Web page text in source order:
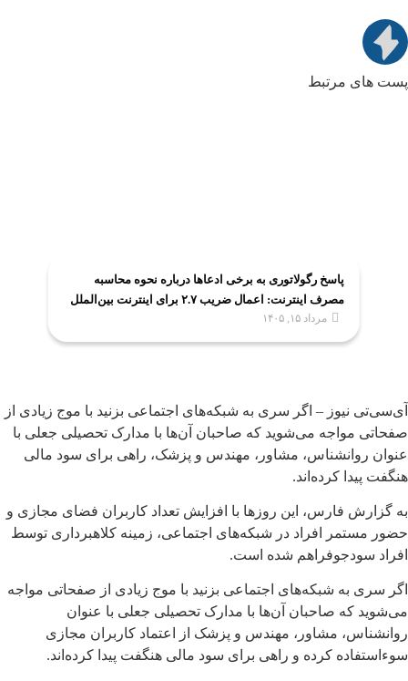
پست های مرتبط
پاسخ رگولاتوری به برخی ادعاها درباره نحوه محاسبه
مصرف اینترنت: اعمال ضریب ۲.۷ برای اینترنت بین‌الملل
صحت ندارد
مرداد ۱۵, ۱۴۰۵
آی‌سی‌تی نیوز – اگر سری به شبکه‌های اجتماعی بزنید با موج زیادی از
صفحاتی مواجه می‌شوید که صاحبان آن‌ها با مدارک تحصیلی جعلی با
عنوان روانشناس، مشاور، مهندس و پزشک، راهی برای سود مالی
هنگفت پیدا کرده‌اند.
به گزارش فارس، این روزها با افزایش تعداد کاربران فضای مجازی و
حضور مستمر افراد در شبکه‌های اجتماعی، زمینه کلاهبرداری توسط
افراد سودجوفراهم شده است.
اگر سری به شبکه‌های اجتماعی بزنید با موج زیادی از صفحاتی مواجه
می‌شوید که صاحبان آن‌ها با مدارک تحصیلی جعلی با عنوان
روانشناس، مشاور، مهندس و پزشک از اعتماد کاربران مجازی
سوءاستفاده کرده و راهی برای سود مالی هنگفت پیدا کرده‌اند.